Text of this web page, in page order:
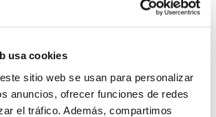
usa cookies
sitio web se usan para personalizar
anuncios, ofrecer funciones de redes
el tráfico. Además, compartimos